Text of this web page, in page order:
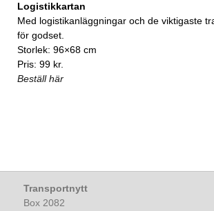
Logistikkartan
Med logistikanläggningar och de viktigaste
för godset.
Storlek: 96×68 cm
Pris: 99 kr.
Beställ här
Transportnytt
Box 2082